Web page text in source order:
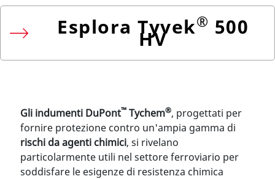
Esplora Tyvek® 500
HV
Gli indumenti DuPont™ Tychem®, progettati per
fornire protezione contro un'ampia gamma di
rischi da agenti chimici, si rivelano
particolarmente utili nel settore ferroviario per
soddisfare le esigenze di resistenza chimica